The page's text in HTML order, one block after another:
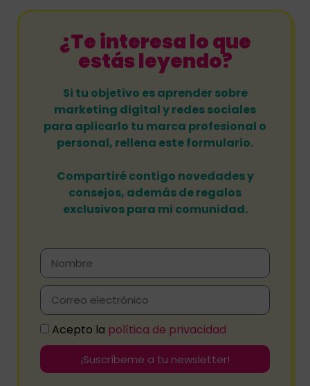
¿Te interesa lo que
estás leyendo?
Si tu objetivo es aprender sobre
marketing digital y redes sociales
para aplicarlo tu marca profesional o
personal, rellena este formulario.
Compartiré contigo novedades y
consejos, además de regalos
exclusivos para mi comunidad.
Acepto la política de privacidad
¡Suscríbeme a tu newsletter!